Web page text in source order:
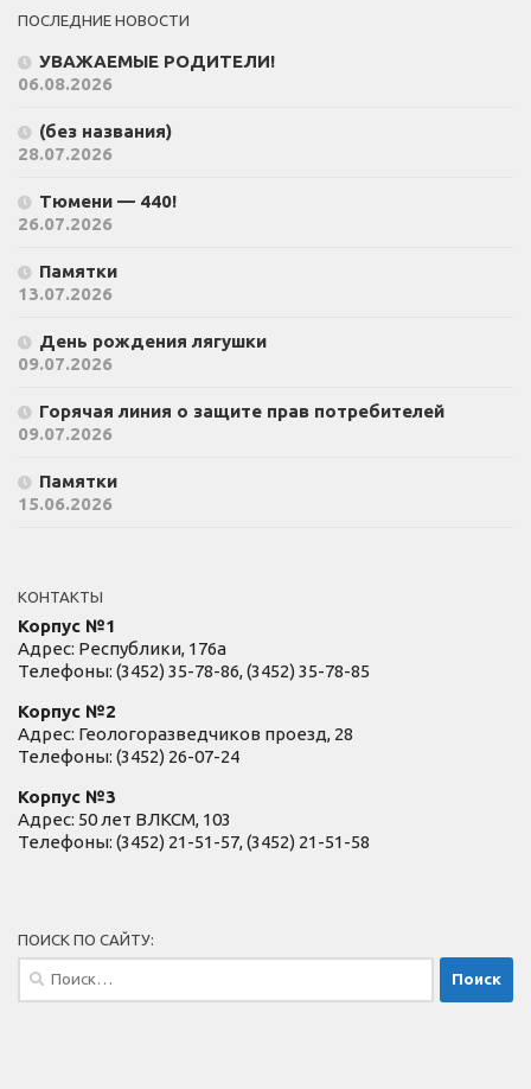
ПОСЛЕДНИЕ НОВОСТИ
УВАЖАЕМЫЕ РОДИТЕЛИ!
06.08.2026
(без названия)
28.07.2026
Тюмени — 440!
26.07.2026
Памятки
13.07.2026
День рождения лягушки
09.07.2026
Горячая линия о защите прав потребителей
09.07.2026
Памятки
15.06.2026
КОНТАКТЫ
Корпус №1
Адрес: Республики, 176а
Телефоны: (3452) 35-78-86, (3452) 35-78-85
Корпус №2
Адрес: Геологоразведчиков проезд, 28
Телефоны: (3452) 26-07-24
Корпус №3
Адрес: 50 лет ВЛКСМ, 103
Телефоны: (3452) 21-51-57, (3452) 21-51-58
ПОИСК ПО САЙТУ: